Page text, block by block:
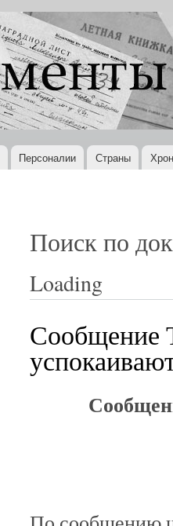
Персоналии Страны
Поиск по
Loading
Сообщение